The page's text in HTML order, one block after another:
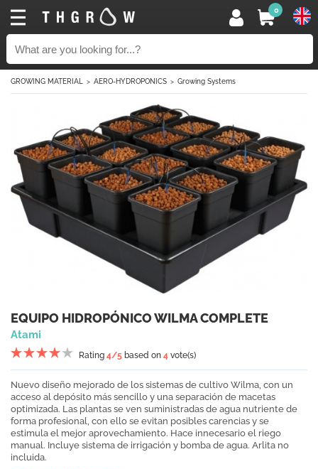
0
GROWING MATERIAL AERO-HYDROPONICS Growing Systems
EQUIPO HIDROPÓNICO WILMA COMPLETE
Atami
Rating 4/5 based on 4 vote(s)
Nuevo diseño mejorado de los sistemas de cultivo Wilma, con un
acceso al depósito más sencillo y una separación de macetas
optimizada. Las plantas se ven suministradas de agua nutriente de
forma profesional, con ello se evitan posibles carencias y se
estimula el mejor aprovechamiento. Hace innecesario el riego
manual. Incluye sistema de irrigación y bomba de agua. Arlita no
incluida.